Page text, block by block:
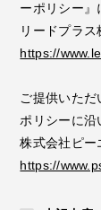
ーポリシー』
リードプラス
https://
ご提供いただ
ポリシーに沿
株式会社ピー
https://